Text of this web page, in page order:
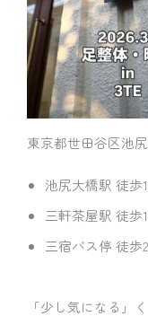
東京都世田谷区池
池尻大橋駅 徒歩
三軒茶屋駅 徒歩
三宿バス停 徒歩
「少し気になる」